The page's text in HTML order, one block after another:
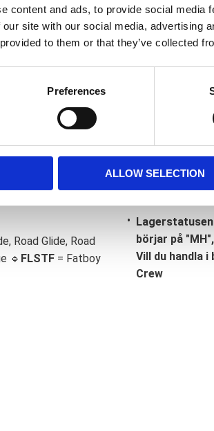
content and ads, to provide social media
site with our social media, advertising
to them or that they’ve collected
Preferences
ALLOW SELECTION
Road Glide, Road
🔹 FLSTF = Fatboy
börjar på
Vill du handla
Crew